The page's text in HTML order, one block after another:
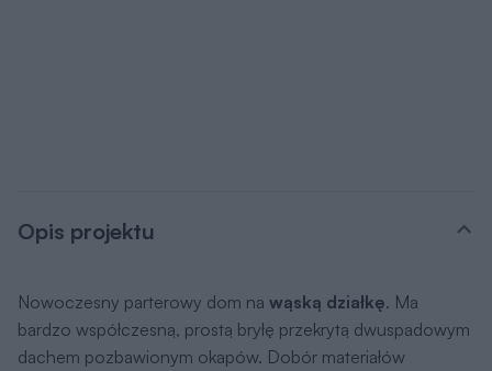
Opis projektu
Nowoczesny parterowy dom na wąską działkę. Ma
bardzo współczesną, prostą bryłę przekrytą dwuspadowym
dachem pozbawionym okapów. Dobór materiałów